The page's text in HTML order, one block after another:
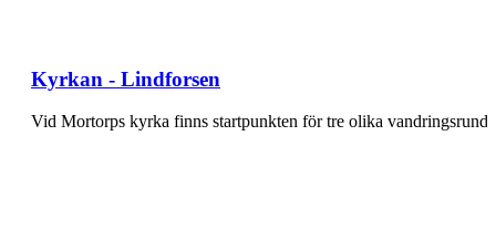
Kyrkan - Lindforsen
Vid Mortorps kyrka finns startpunkten för tre olika